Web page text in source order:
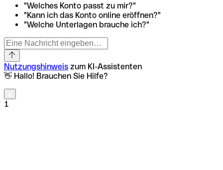
"Welches Konto passt zu mir?"
"Kann ich das Konto online eröffnen?"
"Welche Unterlagen brauche ich?"
Nutzungshinweis zum KI-Assistenten
👋 Hallo! Brauchen Sie Hilfe?
1